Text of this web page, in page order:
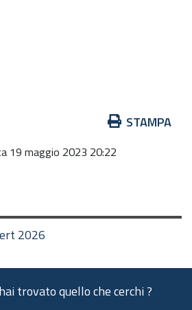
STAMPA
19 maggio 2023 20:22
2026
trovato quello che cerchi ?